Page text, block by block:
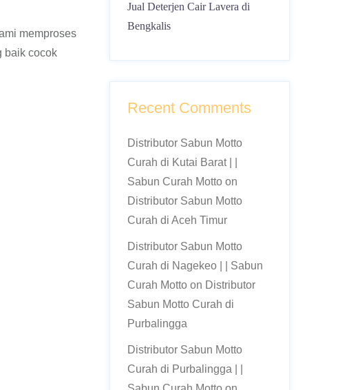
memproses
baik cocok
Jual Deterjen Cair Lavera di
Bengkalis
Recent Comments
Distributor Sabun Motto
Curah di Kutai Barat | |
Sabun Curah Mottoon
Distributor Sabun Motto
Curah di Aceh Timur
Distributor Sabun Motto
Curah di Nagekeo | | Sabun
Curah Mottoon Distributor
Sabun Motto Curah di
Purbalingga
Distributor Sabun Motto
Curah di Purbalingga | |